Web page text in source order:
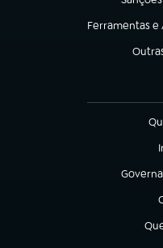
(abre
Ferramentas e
(abre em nova
(abre
(abre